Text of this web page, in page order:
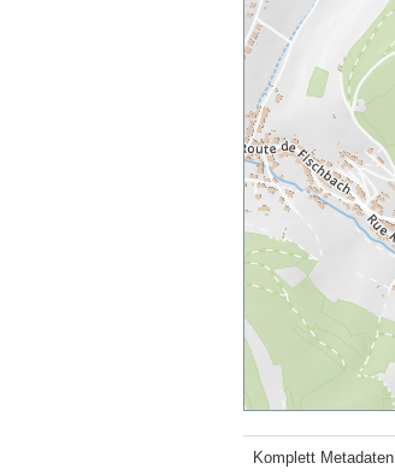
Komplett Metadaten